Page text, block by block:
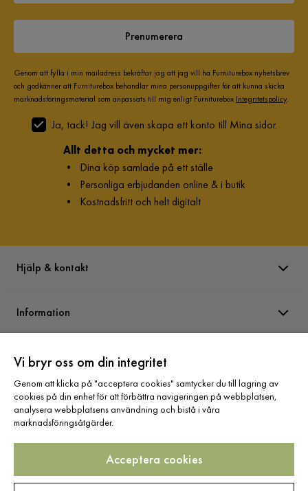
Prenumerera
Genom att fylla i min mailadress bekräftar jag att jag vill ha Furniturebox nyhetsbrev
och godkänner att Furniturebox behandlar mina personuppgifter för att kunna skicka
marknadsföringsmaterial som anpassats till mig enligt Furniturebox Integritetspolicy.
Ja, tack! Jag vill även skapa ett konto till Mina sidor.
Allt detta och mycket mer:
• Dina köp samlade på ett ställe
• Personliga erbjudanden online & i butik
• Kostnadsfritt och helt digitalt
Hjälp & kontakt
Information
Varumärken
Sortiment
Följ oss
Vi bryr oss om din integritet
Genom att klicka på "acceptera cookies" samtycker du till lagring av
cookies på din enhet för att förbättra navigeringen på webbplatsen,
analysera webbplatsens användning och bistå i våra
marknadsföringsåtgärder.
Acceptera cookies